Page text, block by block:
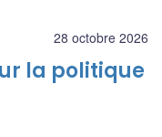
28 octobre 2026
la politique